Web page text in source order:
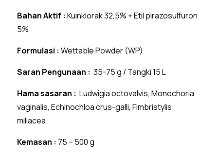
Bahan Aktif : Kuinklorak 32,5% + Etil pirazosulfuron
5%
Formulasi : Wettable Powder (WP)
Saran Pengunaan : 35-75 g / Tangki 15 L
Hama sasaran : Ludwigia octovalvis, Monochoria
vaginalis, Echinochloa crus-galli, Fimbristylis
miliacea.
Kemasan : 75 – 500 g